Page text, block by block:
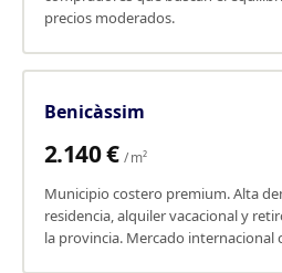
precios moderados.
Benicàssim
2.140 €/ m²
Municipio costero premium. Alta
residencia, alquiler vacacional y
la provincia. Mercado internacional